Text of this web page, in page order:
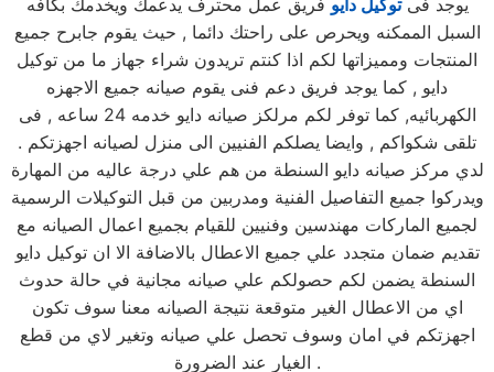
يوجد فىتوكيل دايو فريق عمل محترف يدعمك ويخدمك بكافه
السبل الممكنه ويحرص على راحتك دائما , حيث يقوم جابرح جميع
المنتجات ومميزاتها لكم اذا كنتم تريدون شراء جهاز ما من توكيل
دايو , كما يوجد فريق دعم فنى يقوم صيانه جميع الاجهزه
الكهربائيه, كما توفر لكم مرلكز صيانه دايو خدمه 24 ساعه , فى
تلقى شكواكم , وايضا يصلكم الفنيين الى منزل لصيانه اجهزتكم .
لدي مركز صيانه دايو السنطة من هم علي درجة عاليه من المهارة
ويدركوا جميع التفاصيل الفنية ومدربين من قبل التوكيلات الرسمية
لجميع الماركات مهندسين وفنيين للقيام بجميع اعمال الصيانه مع
تقديم ضمان متجدد علي جميع الاعطال بالاضافة الا ان توكيل دايو
السنطة يضمن لكم حصولكم علي صيانه مجانية في حالة حدوث
اي من الاعطال الغير متوقعة نتيجة الصيانه معنا سوف تكون
اجهزتكم في امان وسوف تحصل علي صيانه وتغير لاي من قطع
الغيار عند الضرورة .